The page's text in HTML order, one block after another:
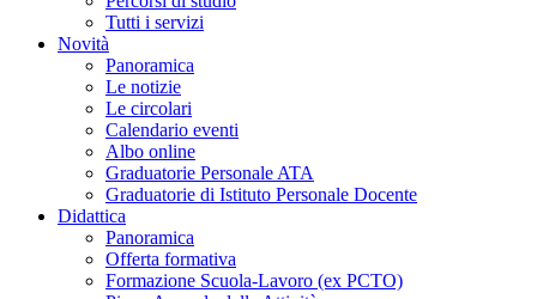
Tutti i servizi
Novità
Panoramica
Le notizie
Le circolari
Calendario eventi
Albo online
Graduatorie Personale ATA
Graduatorie di Istituto Personale Docente
Didattica
Panoramica
Offerta formativa
Formazione Scuola-Lavoro (ex PCTO)